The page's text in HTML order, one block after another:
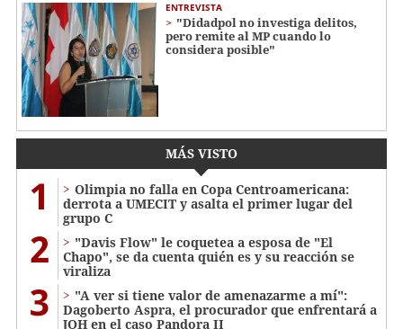
ENTREVISTA
"Didadpol no investiga delitos,
pero remite al MP cuando lo
considera posible"
MÁS VISTO
1
Olimpia no falla en Copa Centroamericana:
derrota a UMECIT y asalta el primer lugar del
grupo C
2
"Davis Flow" le coquetea a esposa de "El
Chapo", se da cuenta quién es y su reacción se
viraliza
3
"A ver si tiene valor de amenazarme a mí":
Dagoberto Aspra, el procurador que enfrentará a
JOH en el caso Pandora II